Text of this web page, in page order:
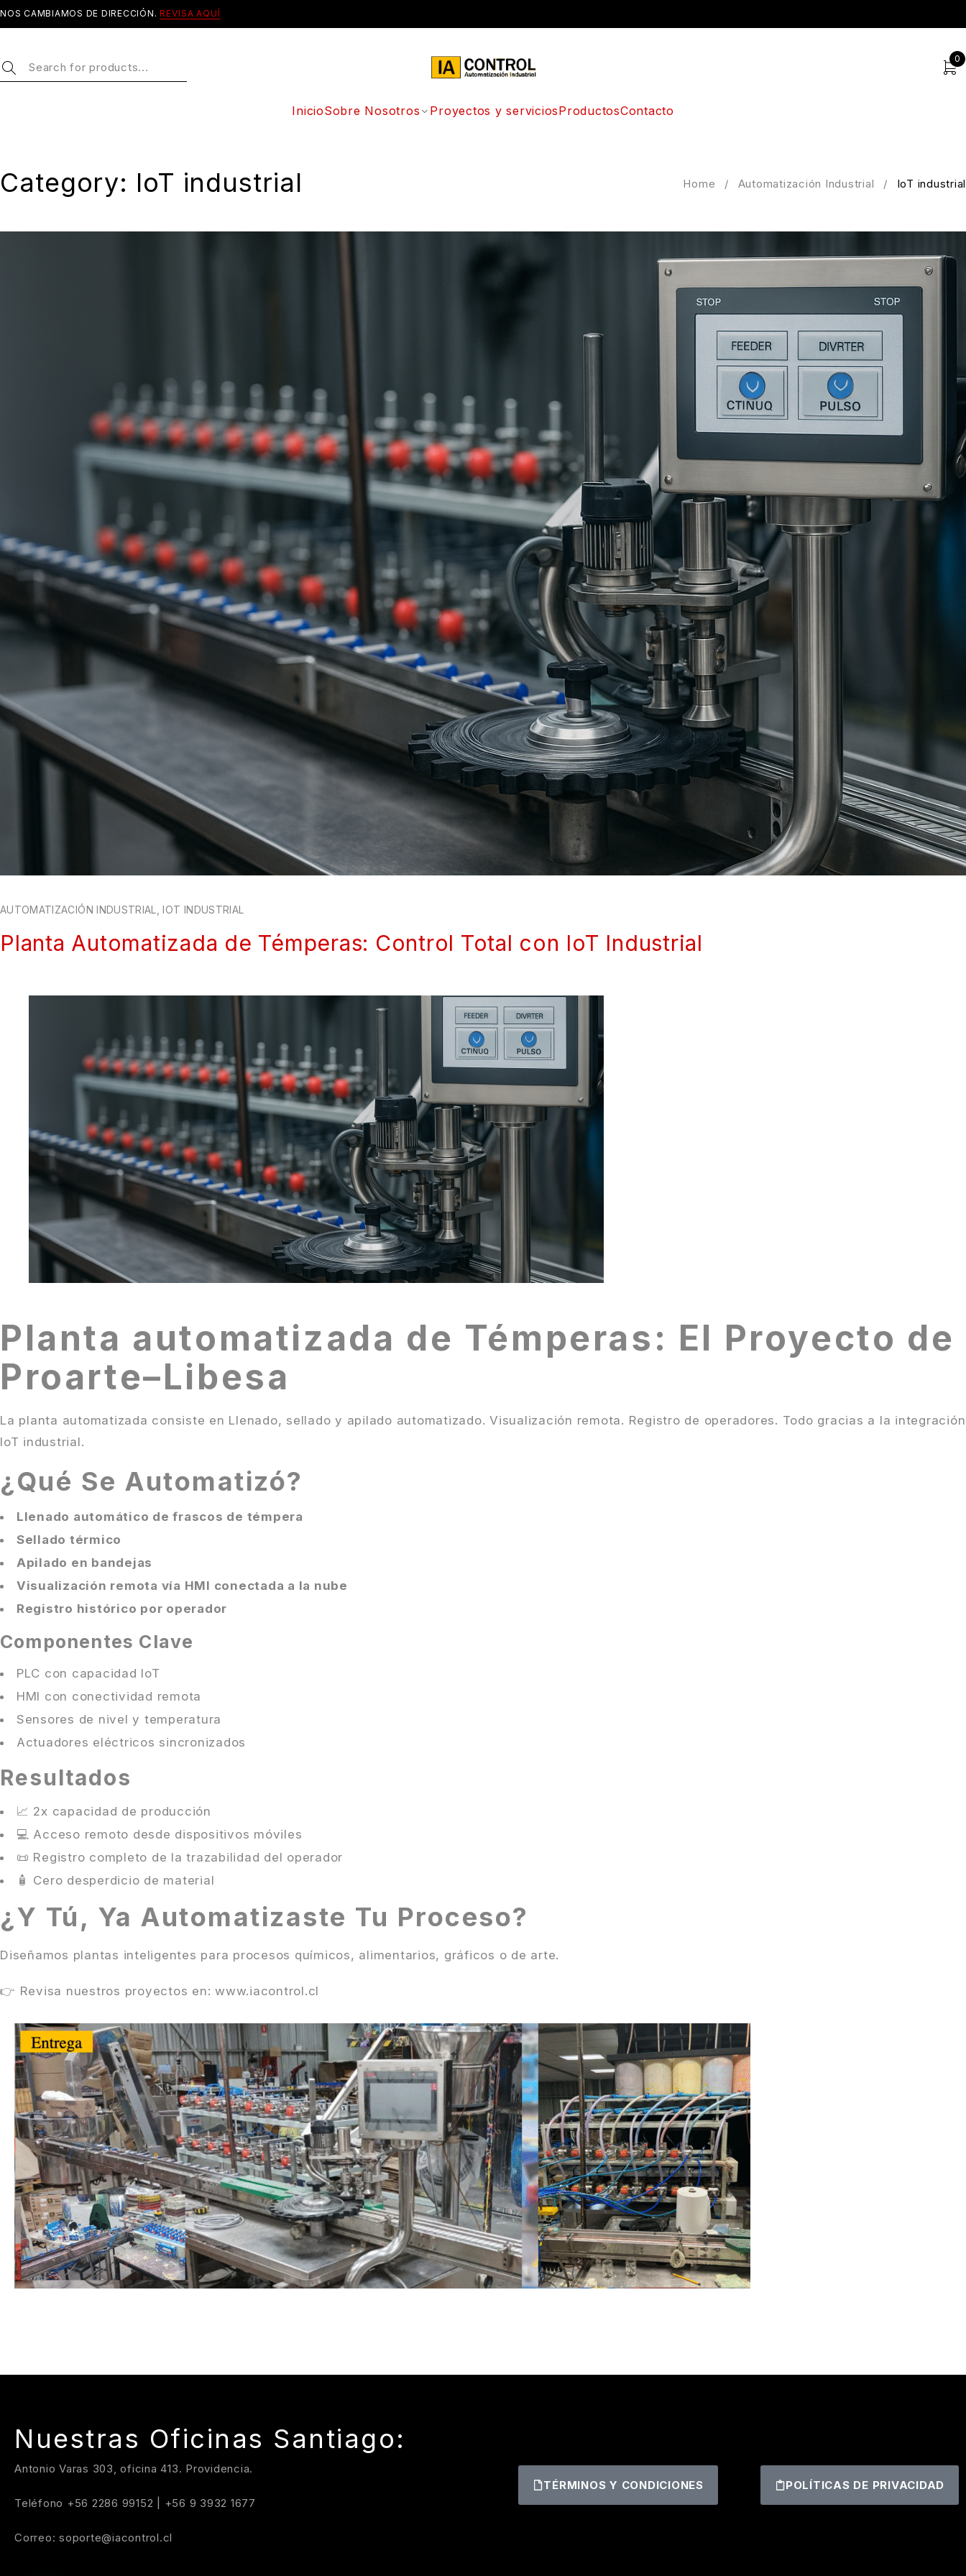
NOS CAMBIAMOS DE DIRECCIÓN. REVISA AQUÍ
0
InicioSobre Nosotros Proyectos y serviciosProductosContacto
Category: IoT industrial Home / Automatización Industrial / IoT industrial
AUTOMATIZACIÓN INDUSTRIAL ,IOT INDUSTRIAL
Planta Automatizada de Témperas: Control Total con IoT Industrial
Planta automatizada de Témperas: El Proyecto de
Proarte–Libesa
La planta automatizada consiste en Llenado, sellado y apilado automatizado. Visualización remota. Registro de operadores. Todo gracias a la integración
IoT industrial.
¿Qué Se Automatizó?
Llenado automático de frascos de témpera
Sellado térmico
Apilado en bandejas
Visualización remota vía HMI conectada a la nube
Registro histórico por operador
Componentes Clave
PLC con capacidad IoT
HMI con conectividad remota
Sensores de nivel y temperatura
Actuadores eléctricos sincronizados
Resultados
📈 2x capacidad de producción
💻 Acceso remoto desde dispositivos móviles
📜 Registro completo de la trazabilidad del operador
🧴 Cero desperdicio de material
¿Y Tú, Ya Automatizaste Tu Proceso?
Diseñamos plantas inteligentes para procesos químicos, alimentarios, gráficos o de arte.
👉 Revisa nuestros proyectos en: www.iacontrol.cl
Nuestras Oficinas Santiago:
Antonio Varas 303, oficina 413. Providencia.
Teléfono +56 2286 99152 +56 9 3932 1677
Correo: soporte@iacontrol.cl
TÉRMINOS Y CONDICIONES POLÍTICAS DE PRIVACIDAD